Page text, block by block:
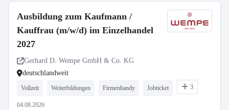
Ausbildung zum Kaufmann /
Kauffrau (m/w/d) im Einzelhandel
2027
Gerhard D. Wempe GmbH & Co. KG
deutschlandweit
Vollzeit Weiterbildungen Firmenhandy Jobticket 3
04.08.2026